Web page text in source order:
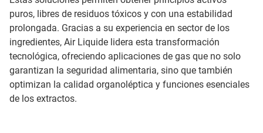
puros, libres de residuos tóxicos y con una estabilidad
prolongada. Gracias a su experiencia en sector de los
ingredientes, Air Liquide lidera esta transformación
tecnológica, ofreciendo aplicaciones de gas que no solo
garantizan la seguridad alimentaria, sino que también
optimizan la calidad organoléptica y funciones esenciales
de los extractos.